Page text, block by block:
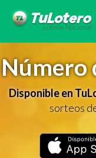
Número
Disponible en
sorteos